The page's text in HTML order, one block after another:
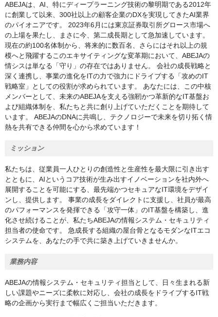
ABEJAは、AI、特にディープラーニング技術の黎明期である2012年
に創業して以来、300社以上の顧客企業のDXを実現してきたAI業界
のパイオニアです。 2023年6月には東京証券取引所グロース市場へ
の上場を果たし、まさに今、第二成長期として急加速しています。
現在の約100名体制から、将来的に数百名、さらにはそれ以上の規
模へと飛躍するこのエキサイティングな変革期において、ABEJAの
情シスは単なる「守り」の存在ではありません。 会社の成長戦略と
深く連携し、事業の進化をITの力で強力にドライブする「攻めのIT
戦略室」としての役割が求められています。 あなたには、この中核
メンバーとして、未来のABEJAを支える強靭かつ革新的なIT基盤お
よび組織体制を、私たちと共に創り上げていただくことを期待して
います。 ABEJAのDNAに共鳴し、テクノロジーで未来を切り拓く情
熱を共有できる仲間を心から求めています！
ミッション
私たちは、従業員一人ひとりの創造性と生産性を最大限に引き出す
とともに、AIというコア技術が生み出すイノベーションを社内外へ
展開することを可能にする、最先端かつセキュアなIT環境をデザイ
ンし、提供します。 事業の成長をダイレクトに支援し、社員が最高
のパフォーマンスを発揮できる「攻守一体」のIT基盤を構築し、進
化させ続けることが、私たちABEJAの情報システム・セキュリティ
担当者の使命です。 急成長する組織の屋台骨となるモダンなITエコ
システムを、あなたの手で共に築き上げていきませんか。
業務内容
ABEJAの情報システム・セキュリティ担当として、日々生まれる新
しい課題やニーズに柔軟に対応し、会社の成長をドライブするIT戦
略の企画から実行まで幅広くご担当いただきます。